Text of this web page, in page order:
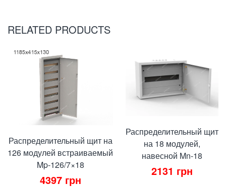
RELATED PRODUCTS
Распределительный щит на
126 модулей встраиваемый
Mp-126/7×18
4397 грн
Распределительный щит
на 18 модулей,
навесной Mn-18
2131 грн